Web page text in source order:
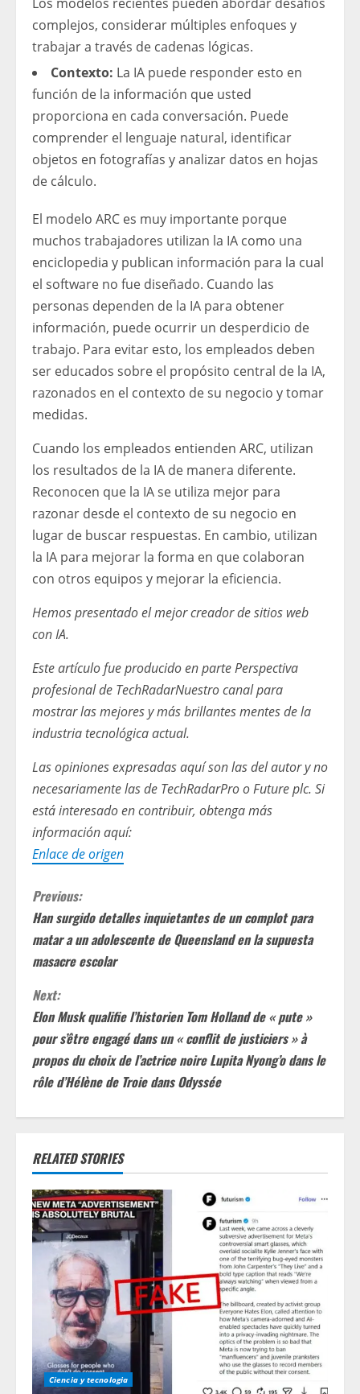
Los modelos recientes pueden abordar desafíos
complejos, considerar múltiples enfoques y
trabajar a través de cadenas lógicas.
Contexto: La IA puede responder esto en
función de la información que usted
proporciona en cada conversación. Puede
comprender el lenguaje natural, identificar
objetos en fotografías y analizar datos en hojas
de cálculo.
El modelo ARC es muy importante porque
muchos trabajadores utilizan la IA como una
enciclopedia y publican información para la cual
el software no fue diseñado. Cuando las
personas dependen de la IA para obtener
información, puede ocurrir un desperdicio de
trabajo. Para evitar esto, los empleados deben
ser educados sobre el propósito central de la IA,
razonados en el contexto de su negocio y tomar
medidas.
Cuando los empleados entienden ARC, utilizan
los resultados de la IA de manera diferente.
Reconocen que la IA se utiliza mejor para
razonar desde el contexto de su negocio en
lugar de buscar respuestas. En cambio, utilizan
la IA para mejorar la forma en que colaboran
con otros equipos y mejorar la eficiencia.
Hemos presentado el mejor creador de sitios web
con IA.
Este artículo fue producido en partePerspectiva
profesional de TechRadarNuestro canal para
mostrar las mejores y más brillantes mentes de la
industria tecnológica actual.
Las opiniones expresadas aquí son las del autor y no
necesariamente las de TechRadarPro o Future plc. Si
está interesado en contribuir, obtenga más
información aquí:
Enlace de origen
C
o
n
t
i
n
R
e
a
n
g
Previous:
Han surgido detalles inquietantes de un complot para
matar a un adolescente de Queensland en la supuesta
masacre escolar
Next:
Elon Musk qualifie l’historien Tom Holland de « pute »
pour s’être engagé dans un « conflit de justiciers » à
propos du choix de l’actrice noire Lupita Nyong’o dans le
rôle d’Hélène de Troie dans Odyssée
RELATED STORIES
Ciencia y tecnologia